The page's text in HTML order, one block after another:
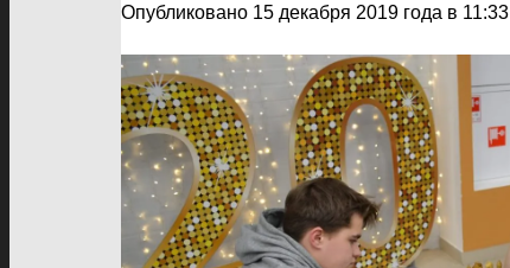
Опубликовано 15 декабря 2019 года в 11:33